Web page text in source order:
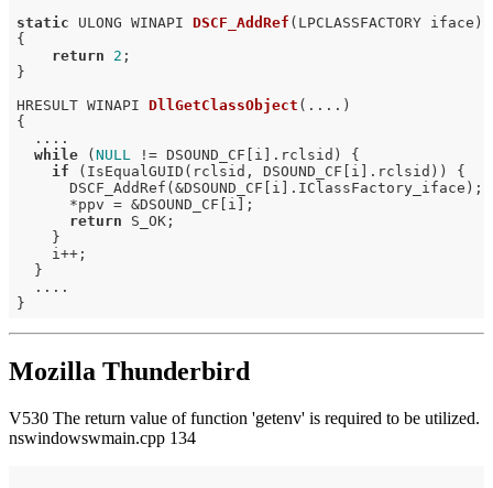
static ULONG WINAPI DSCF_AddRef (LPCLASSFACTORY iface)
{
return
2 ;
}
HRESULT WINAPI DllGetClassObject (....)
{
  ....
while ( NULL
!= DSOUND_CF[i].rclsid) {
if (IsEqualGUID(rclsid, DSOUND_CF[i].rclsid)) {
      *ppv = &DSOUND_CF[i];
return S_OK;
    }
    i++;
  }
  ....
Mozilla Thunderbird
V530 The return value of function 'getenv' is required to be utilized.
nswindowswmain.cpp 134